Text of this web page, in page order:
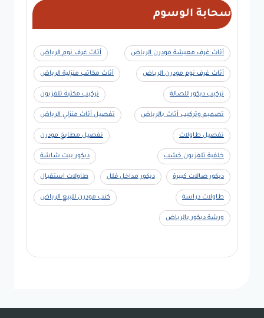
سحابة الوسوم
أثاث غرف معيشة مودرن الرياض أثاث غرف نوم الرياض
أثاث غرف نوم مودرن الرياض أثاث مكاتب منزلية الرياض
تركيب ديكور للصالة تركيب مكتبة تلفزيون
تصميم وتركيب أثاث بالرياض تفصيل أثاث منزلي الرياض
تفصيل طاولات تفصيل مطابخ مودرن
خلفية تلفزيون خشب ديكور بيت شاشة
ديكور صالات كبيرة ديكور مداخل فلل طاولات استقبال
طاولات دراسة كنب مودرن للبيع الرياض
ورشة ديكور بالرياض